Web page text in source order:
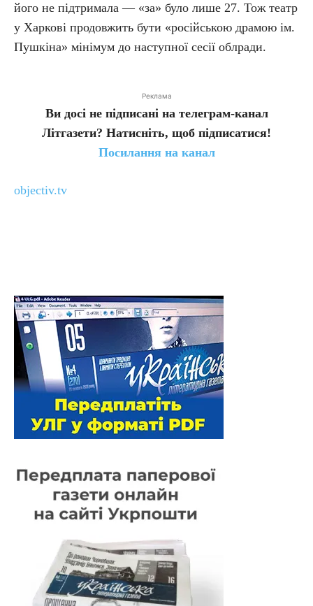
його не підтримала — «за» було лише 27. Тож театр
у Харкові продовжить бути «російською драмою ім.
Пушкіна» мінімум до наступної сесії облради.
Реклама
Ви досі не підписані на телеграм-канал
Літгазети? Натисніть, щоб підписатися!
Посилання на канал
objectiv.tv